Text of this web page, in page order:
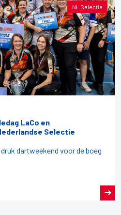
NL Selectie
LaCo en
Selectie
dartweekend voor de boeg